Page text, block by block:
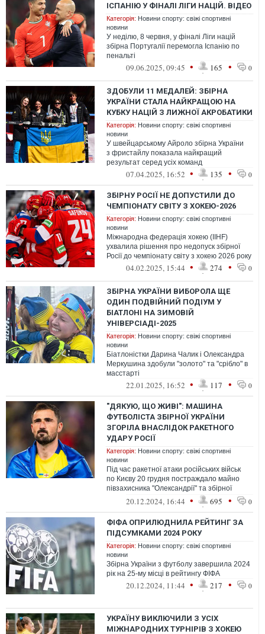
ІСПАНІЮ У ФІНАЛІ ЛІГИ НАЦІЙ. ВІДЕО
Категорія: Новини спорту: свіжі спортивні
новини
У неділю, 8 червня, у фіналі Ліги націй
збірна Португалії перемогла Іспанію по
пенальті
09.06.2025, 09:45 • 165 • 0
ЗДОБУЛИ 11 МЕДАЛЕЙ: ЗБІРНА
УКРАЇНИ СТАЛА НАЙКРАЩОЮ НА
КУБКУ НАЦІЙ З ЛИЖНОЇ АКРОБАТИКИ
Категорія: Новини спорту: свіжі спортивні
новини
У швейцарському Айроло збірна України
з фристайлу показала найкращий
результат серед усіх команд
07.04.2025, 16:52 • 135 • 0
ЗБІРНУ РОСІЇ НЕ ДОПУСТИЛИ ДО
ЧЕМПІОНАТУ СВІТУ З ХОКЕЮ-2026
Категорія: Новини спорту: свіжі спортивні
новини
Міжнародна федерація хокею (IIHF)
ухвалила рішення про недопуск збірної
Росії до чемпіонату світу з хокею 2026 року
04.02.2025, 15:44 • 274 • 0
ЗБІРНА УКРАЇНИ ВИБОРОЛА ЩЕ
ОДИН ПОДВІЙНИЙ ПОДІУМ У
БІАТЛОНІ НА ЗИМОВІЙ
УНІВЕРСІАДІ-2025
Категорія: Новини спорту: свіжі спортивні
новини
Біатлоністки Дарина Чалик і Олександра
Меркушина здобули "золото" та "срібло" в
масстарті
22.01.2025, 16:52 • 117 • 0
"ДЯКУЮ, ЩО ЖИВІ": МАШИНА
ФУТБОЛІСТА ЗБІРНОЇ УКРАЇНИ
ЗГОРІЛА ВНАСЛІДОК РАКЕТНОГО
УДАРУ РОСІЇ
Категорія: Новини спорту: свіжі спортивні
новини
Під час ракетної атаки російських військ
по Києву 20 грудня постраждало майно
півзахисника "Олександрії" та збірної
України з футболу Івана Калюжного
20.12.2024, 16:44 • 695 • 0
ФІФА ОПРИЛЮДНИЛА РЕЙТИНГ ЗА
ПІДСУМКАМИ 2024 РОКУ
Категорія: Новини спорту: свіжі спортивні
новини
Збірна України з футболу завершила 2024
рік на 25-му місці в рейтингу ФІФА
20.12.2024, 11:44 • 217 • 0
УКРАЇНУ ВИКЛЮЧИЛИ З УСІХ
МІЖНАРОДНИХ ТУРНІРІВ З ХОКЕЮ